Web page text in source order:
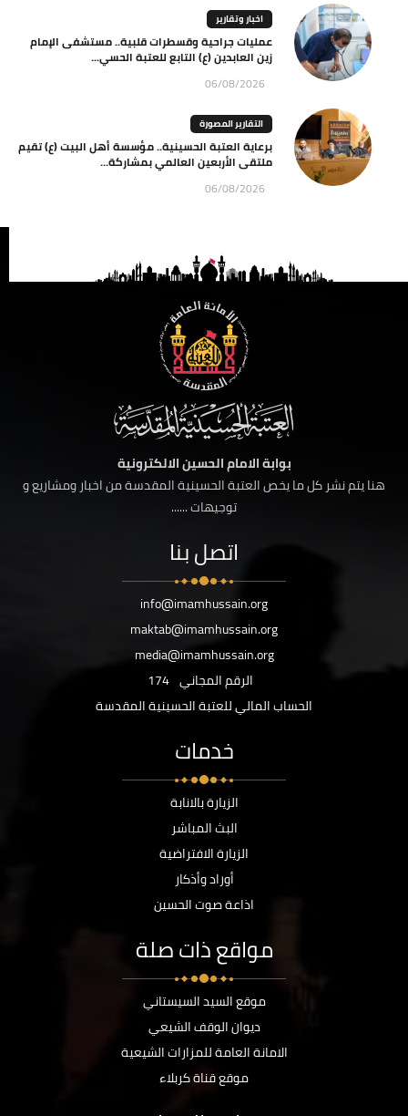
اخبار وتقارير
عمليات جراحية وقسطرات قلبية.. مستشفى الإمام
زين العابدين (ع) التابع للعتبة الحسي...
06/08/2026
التقارير المصورة
برعاية العتبة الحسينية.. مؤسسة أهل البيت (ع) تقيم
ملتقى الأربعين العالمي بمشاركة...
06/08/2026
بوابة الامام الحسين الالكترونية
هنا يتم نشر كل ما يخص العتبة الحسينية المقدسة من اخبار ومشاريع و
توجيهات ......
اتصل بنا
info@imamhussain.org
maktab@imamhussain.org
media@imamhussain.org
الرقم المجاني 174
الحساب المالي للعتبة الحسينية المقدسة
خدمات
الزيارة بالانابة
البث المباشر
الزيارة الافتراضية
أوراد وأذكار
اذاعة صوت الحسين
مواقع ذات صلة
موقع السيد السيستاني
ديوان الوقف الشيعي
الامانة العامة للمزارات الشيعية
موقع قناة كربلاء